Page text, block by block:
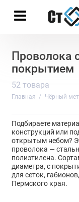
Проволока
покрытием
52 товара
Главная Чёрный
Подбираете
конструкций или
открытым небом?
проволока —
полиэтилена.
диаметра, с
для сеток,
Пермского края.